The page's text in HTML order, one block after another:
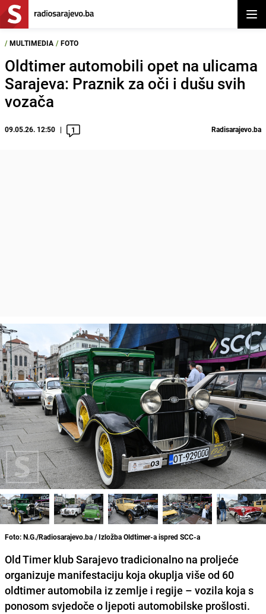
/ MULTIMEDIA / FOTO
Oldtimer automobili opet na ulicama
Sarajeva: Praznik za oči i dušu svih
vozača
09.05.26. 12:50 1 Radisarajevo.ba
Foto: N.G./Radiosarajevo.ba / Izložba Oldtimer-a ispred SCC-a
Old Timer klub Sarajevo tradicionalno na proljeće
organizuje manifestaciju koja okuplja više od 60
oldtimer automobila iz zemlje i regije – vozila koja s
ponosom svjedoče o ljepoti automobilske prošlosti.